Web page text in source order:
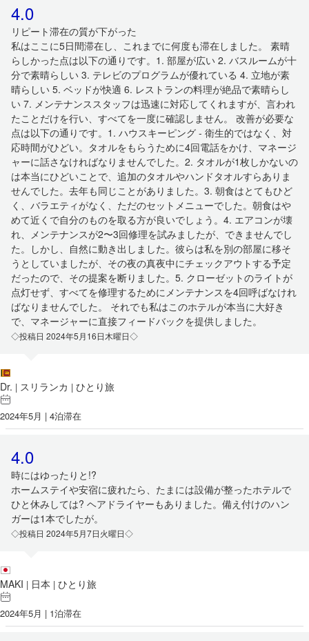
4.0
リピート滞在の質が下がった
私はここに5日間滞在し、これまでに何度も滞在しました。 素晴
らしかった点は以下の通りです。1. 部屋が広い 2. バスルームが十
分で素晴らしい 3. テレビのプログラムが優れている 4. 立地が素
晴らしい 5. ベッドが快適 6. レストランの料理が絶品で素晴らし
い 7. メンテナンススタッフは迅速に対応してくれますが、言われ
たことだけを行い、すべてを一度に確認しません。 改善が必要な
点は以下の通りです。1. ハウスキーピング - 衛生的ではなく、対
応時間がひどい。タオルをもらうために4回電話をかけ、マネージ
ャーに話さなければなりませんでした。2. タオルが1枚しかないの
は本当にひどいことで、追加のタオルやハンドタオルすらありま
せんでした。去年も同じことがありました。3. 朝食はとてもひど
く、バラエティがなく、ただのセットメニューでした。朝食はや
めて近くで自分のものを取る方が良いでしょう。4. エアコンが壊
れ、メンテナンスが2〜3回修理を試みましたが、できませんでし
た。しかし、自然に動き出しました。彼らは私を別の部屋に移そ
うとしていましたが、その夜の真夜中にチェックアウトする予定
だったので、その提案を断りました。5. クローゼットのライトが
点灯せず、すべてを修理するためにメンテナンスを4回呼ばなけれ
ばなりませんでした。 それでも私はこのホテルが本当に大好き
で、マネージャーに直接フィードバックを提供しました。
◇投稿日 2024年5月16日木曜日◇
Dr. | スリランカ | ひとり旅
2024年5月 | 4泊滞在
4.0
時にはゆったりと!?
ホームステイや安宿に疲れたら、たまには設備が整ったホテルで
ひと休みしては? ヘアドライヤーもありました。備え付けのハン
ガーは1本でしたが。
◇投稿日 2024年5月7日火曜日◇
MAKI | 日本 | ひとり旅
2024年5月 | 1泊滞在